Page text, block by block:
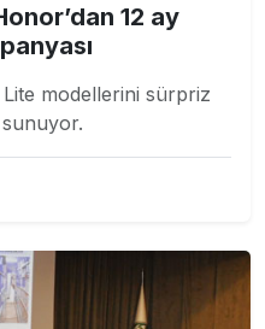
12 ay
modellerini sürpriz